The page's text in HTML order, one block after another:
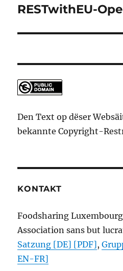
Nächsten
RESTwithEU-
Den Text op dëser
bekannte Copyright-
KONTAKT
Foodsharing Luxembourg
Association sans but
Satzung [DE] [PDF],
EN-FR]